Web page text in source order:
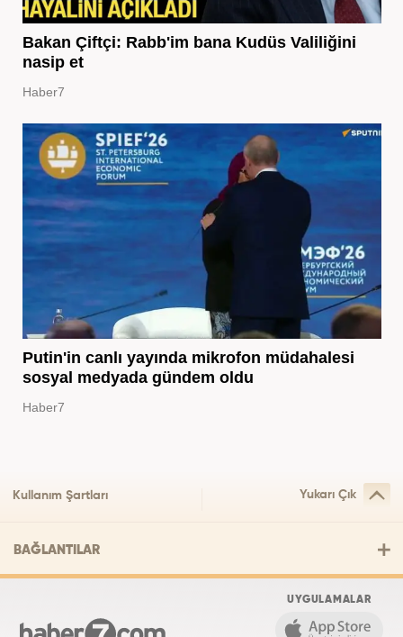
Bakan Çiftçi: Rabb'im bana Kudüs Valiliğini
nasip et
Haber7
Putin'in canlı yayında mikrofon müdahalesi
sosyal medyada gündem oldu
Haber7
Kullanım Şartları Yukarı Çık
BAĞLANTILAR
UYGULAMALAR